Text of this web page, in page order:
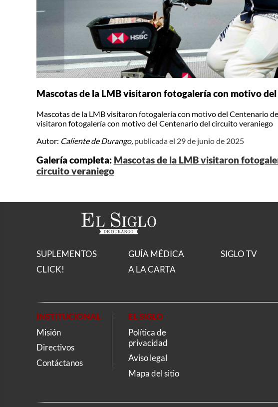
Mascotas de la LMB visitaron fotogalería con motivo
Mascotas de la LMB visitaron fotogalería con motivo del Centenario
visitaron fotogalería con motivo del Centenario del circuito veraniego
Autor: Caliente de Durango, publicada el 29 de junio de 2025
Galería completa: Mascotas de la LMB visitaron
circuito veraniego
SUPLEMENTOS
CLICK!
GUÍA MÉDICA
A LA CARTA
SIGLO TV
INSTITUCIONAL
Misión
Directivos
Contáctanos
EL SIGLO
Política de
privacidad
Aviso legal
Mapa del sitio